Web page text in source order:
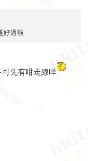
好過啦
先有咁走線咩